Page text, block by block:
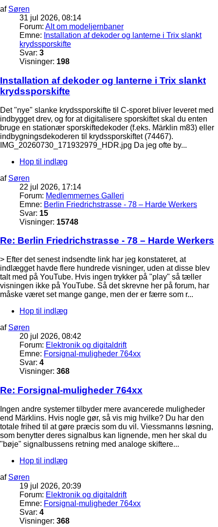
af Søren
31 jul 2026, 08:14
Forum: Alt om modeljernbaner
Emne: Installation af dekoder og lanterne i Trix slankt
krydssporskifte
Svar: 3
Visninger: 198
Installation af dekoder og lanterne i Trix slankt
krydssporskifte
Det "nye" slanke krydssporskifte til C-sporet bliver leveret med
indbygget drev, og for at digitalisere sporskiftet skal du enten
bruge en stationær sporskiftedekoder (f.eks. Märklin m83) eller
indbygningsdekoderen til krydssporskiftet (74467).
IMG_20260730_171932979_HDR.jpg Da jeg ofte by...
Hop til indlæg
af Søren
22 jul 2026, 17:14
Forum: Medlemmernes Galleri
Emne: Berlin Friedrichstrasse - 78 – Harde Werkers
Svar: 15
Visninger: 15748
Re: Berlin Friedrichstrasse - 78 – Harde Werkers
> Efter det senest indsendte link har jeg konstateret, at
indlægget havde flere hundrede visninger, uden at disse blev
talt med på YouTube. Hvis ingen trykker på "play" så tæller
visningen ikke på YouTube. Så det skrevne her på forum, har
måske været set mange gange, men der er færre som r...
Hop til indlæg
af Søren
20 jul 2026, 08:42
Forum: Elektronik og digitaldrift
Emne: Forsignal-muligheder 764xx
Svar: 4
Visninger: 368
Re: Forsignal-muligheder 764xx
Ingen andre systemer tilbyder mere avancerede muligheder
end Märklins. Hvis nogle gør, så vis mig hvilke? Du har den
totale frihed til at gøre præcis som du vil. Viessmanns løsning,
som benytter deres signalbus kan lignende, men her skal du
"bøje" signalbussens retning med analoge skiftere...
Hop til indlæg
af Søren
19 jul 2026, 20:39
Forum: Elektronik og digitaldrift
Emne: Forsignal-muligheder 764xx
Svar: 4
Visninger: 368